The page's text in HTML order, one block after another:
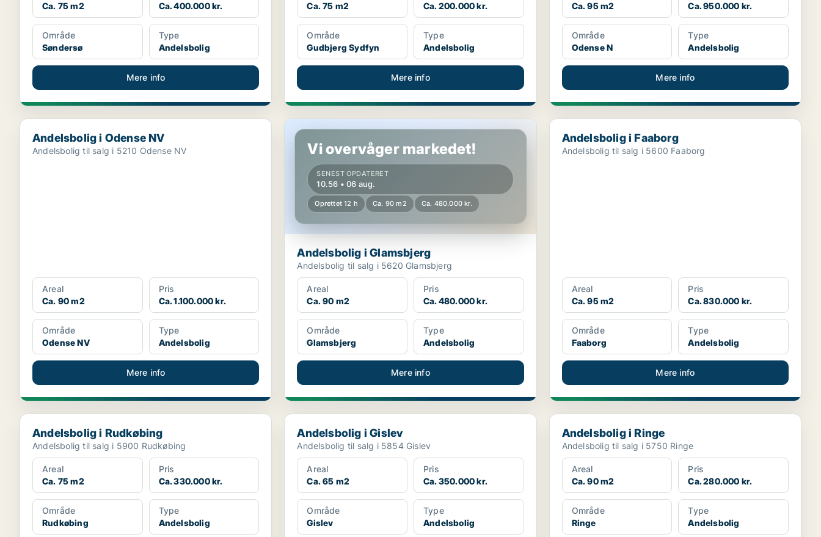
Ca. 75 m2
Ca. 400.000 kr.
Område
Søndersø
Type
Andelsbolig
Mere info
Ca. 75 m2
Ca. 200.000 kr.
Område
Gudbjerg Sydfyn
Type
Andelsbolig
Mere info
Ca. 95 m2
Ca. 950.000 kr.
Område
Odense N
Type
Andelsbolig
Mere info
Andelsbolig i Odense NV
Andelsbolig i Odense NV
Andelsbolig til salg i 5210 Odense NV
Areal
Ca. 90 m2
Pris
Ca. 1.100.000 kr.
Område
Odense NV
Type
Andelsbolig
Mere info
Andelsbolig i Glamsbjerg
Vi overvåger markedet!
SENEST OPDATERET
10.56 • 06 aug.
Oprettet 12 h Ca. 90 m2 Ca. 480.000 kr.
Andelsbolig i Glamsbjerg
Andelsbolig til salg i 5620 Glamsbjerg
Areal
Ca. 90 m2
Pris
Ca. 480.000 kr.
Område
Glamsbjerg
Type
Andelsbolig
Mere info
Andelsbolig i Faaborg
Andelsbolig i Faaborg
Andelsbolig til salg i 5600 Faaborg
Areal
Ca. 95 m2
Pris
Ca. 830.000 kr.
Område
Faaborg
Type
Andelsbolig
Mere info
Andelsbolig i Rudkøbing
Andelsbolig i Rudkøbing
Andelsbolig til salg i 5900 Rudkøbing
Areal
Ca. 75 m2
Pris
Ca. 330.000 kr.
Område
Rudkøbing
Type
Andelsbolig
Andelsbolig i Gislev
Andelsbolig i Gislev
Andelsbolig til salg i 5854 Gislev
Areal
Ca. 65 m2
Pris
Ca. 350.000 kr.
Område
Gislev
Type
Andelsbolig
Andelsbolig i Ringe
Andelsbolig i Ringe
Andelsbolig til salg i 5750 Ringe
Areal
Ca. 90 m2
Pris
Ca. 280.000 kr.
Område
Ringe
Type
Andelsbolig